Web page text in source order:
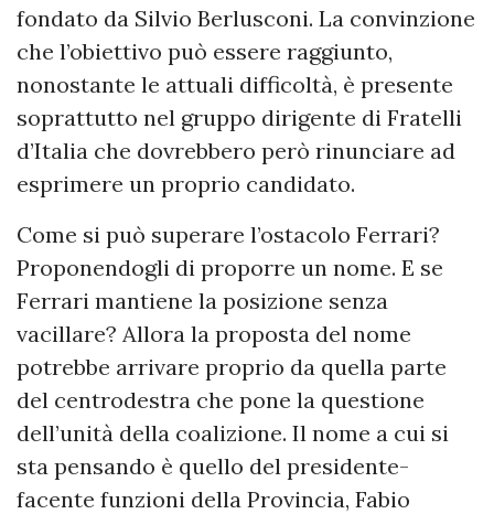
fondato da Silvio Berlusconi. La convinzione
che l’obiettivo può essere raggiunto,
nonostante le attuali difficoltà, è presente
soprattutto nel gruppo dirigente di Fratelli
d’Italia che dovrebbero però rinunciare ad
esprimere un proprio candidato.
Come si può superare l’ostacolo Ferrari?
Proponendogli di proporre un nome. E se
Ferrari mantiene la posizione senza
vacillare? Allora la proposta del nome
potrebbe arrivare proprio da quella parte
del centrodestra che pone la questione
dell’unità della coalizione. Il nome a cui si
sta pensando è quello del presidente-
facente funzioni della Provincia, Fabio